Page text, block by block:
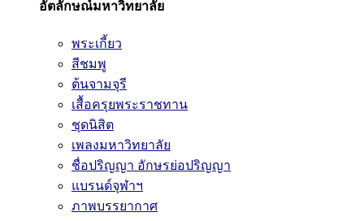
อัตลักษณ์มหาวิทยาลัย
พระเกี้ยว
สีชมพู
ต้นจามจุรี
เสื้อครุยพระราชทาน
ชุดนิสิต
เพลงมหาวิทยาลัย
ชื่อปริญญา อักษรย่อปริญญา
แบรนด์จุฬาฯ
ภาพบรรยากาศ